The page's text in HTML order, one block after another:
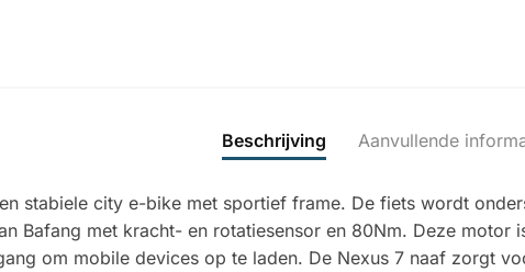
Beschrijving Aanvullende
stabiele city e-bike met sportief frame. De fiets wordt
Bafang met kracht- en rotatiesensor en 80Nm. Deze motor
om mobile devices op te laden. De Nexus 7 naaf zorgt